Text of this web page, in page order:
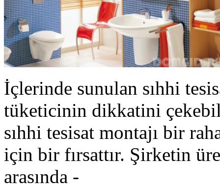
İçlerinde sunulan sıhhi
tüketicinin dikkatini
sıhhi tesisat montajı bir
için bir fırsattır. Şirketin
arasında -